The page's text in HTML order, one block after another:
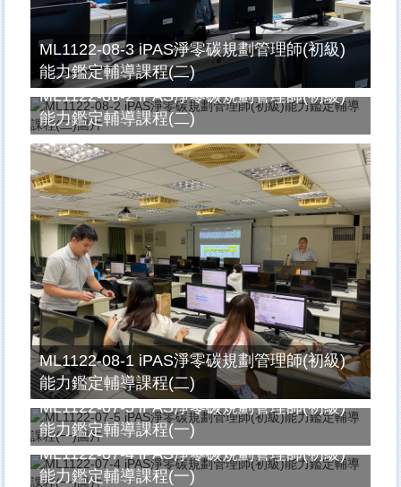
ML1122-08-3 iPAS淨零碳規劃管理師(初級)
能力鑑定輔導課程(二)
ML1122-08-2 iPAS淨零碳規劃管理師(初級)
能力鑑定輔導課程(二)
ML1122-08-1 iPAS淨零碳規劃管理師(初級)
能力鑑定輔導課程(二)
ML1122-07-5 iPAS淨零碳規劃管理師(初級)
能力鑑定輔導課程(一)
ML1122-07-4 iPAS淨零碳規劃管理師(初級)
能力鑑定輔導課程(一)